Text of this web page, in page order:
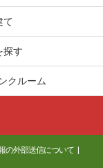
て
探す
クルーム
の外部送信について